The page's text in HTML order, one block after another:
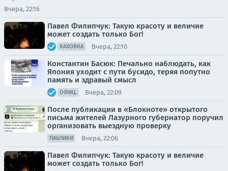
Вчера, 22:16
Павел Филипчук: Такую красоту и величие
может создать только Бог!
КАХОВКА Вчера, 22:10
Константин Басюк: Печально наблюдать, как
Япония уходит с пути бусидо, теряя попутно
память и здравый смысл
ОФИЦ. Вчера, 22:09
После публикации в «Блокноте» открытого
письма жителей Лазурного губернатор поручил
организовать выездную проверку
ПАБЛИКИ Вчера, 22:06
Павел Филипчук: Такую красоту и величие
может создать только Бог!